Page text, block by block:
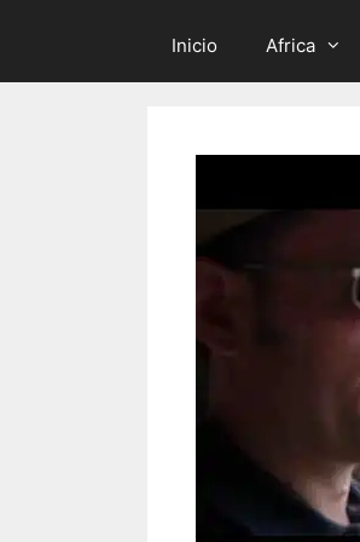
Inicio Africa